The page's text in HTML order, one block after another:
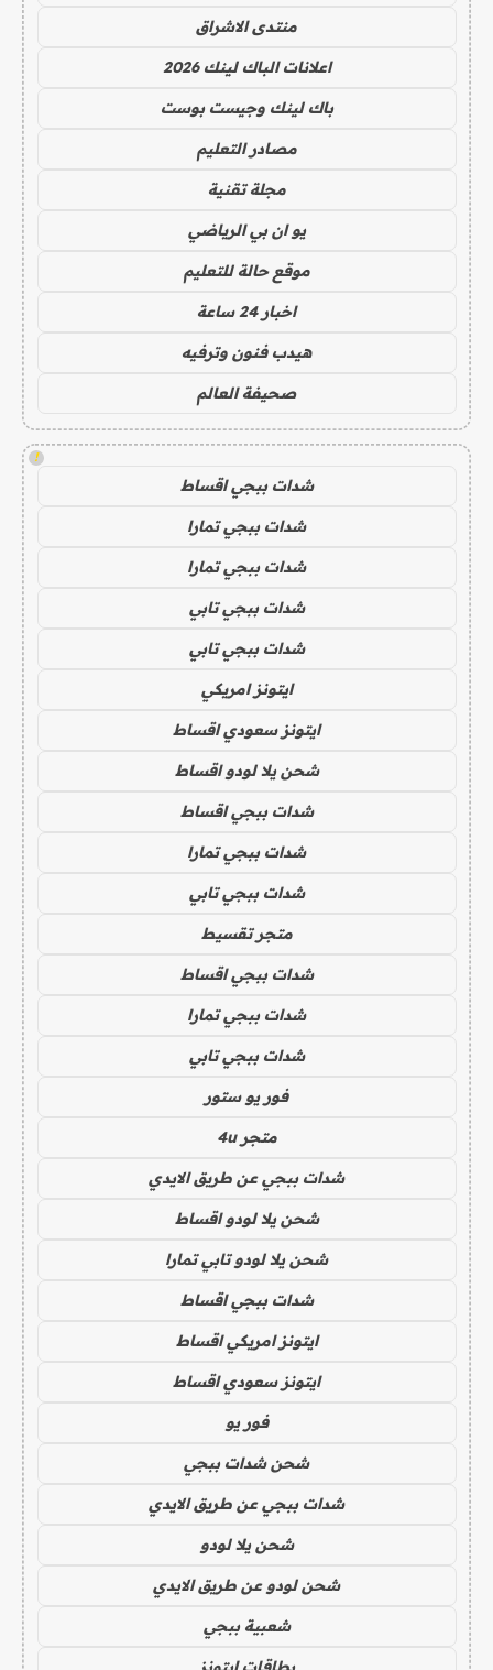
منتدى الاشراق
اعلانات الباك لينك 2026
باك لينك وجيست بوست
مصادر التعليم
مجلة تقنية
يو ان بي الرياضي
موقع حالة للتعليم
اخبار 24 ساعة
هيدب فنون وترفيه
صحيفة العالم
!
شدات ببجي اقساط
شدات ببجي تمارا
شدات ببجي تمارا
شدات ببجي تابي
شدات ببجي تابي
ايتونز امريكي
ايتونز سعودي اقساط
شحن يلا لودو اقساط
شدات ببجي اقساط
شدات ببجي تمارا
شدات ببجي تابي
متجر تقسيط
شدات ببجي اقساط
شدات ببجي تمارا
شدات ببجي تابي
فور يو ستور
متجر 4u
شدات ببجي عن طريق الايدي
شحن يلا لودو اقساط
شحن يلا لودو تابي تمارا
شدات ببجي اقساط
ايتونز امريكي اقساط
ايتونز سعودي اقساط
فور يو
شحن شدات ببجي
شدات ببجي عن طريق الايدي
شحن يلا لودو
شحن لودو عن طريق الايدي
شعبية ببجي